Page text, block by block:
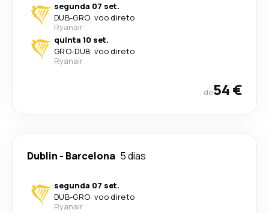
segunda 07 set.
DUB-GRO· voo direto
Ryanair
quinta 10 set.
GRO-DUB· voo direto
Ryanair
de54 €
Dublin - Barcelona 5 dias
segunda 07 set.
DUB-GRO· voo direto
Ryanair